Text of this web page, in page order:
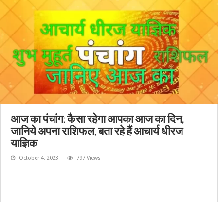
आज का पंचांग: कैसा रहेगा आपका आज का दिन,
जानिये अपना राशिफल, बता रहे हैं आचार्य धीरज
याज्ञिक
October 4, 2023 797 Views